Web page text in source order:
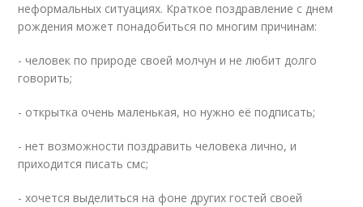
неформальных ситуациях. Краткое поздравление с днем
рождения может понадобиться по многим причинам:
- человек по природе своей молчун и не любит долго
говорить;
- открытка очень маленькая, но нужно её подписать;
- нет возможности поздравить человека лично, и
приходится писать смс;
- хочется выделиться на фоне других гостей своей